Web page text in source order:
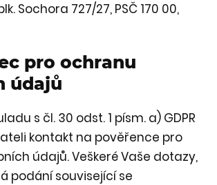
Sochora 727/27, PSČ 170 00,
pro ochranu
údajů
s čl. 30 odst. 1 písm. a) GDPR
kontakt na pověřence pro
údajů. Veškeré Vaše dotazy,
podání související se